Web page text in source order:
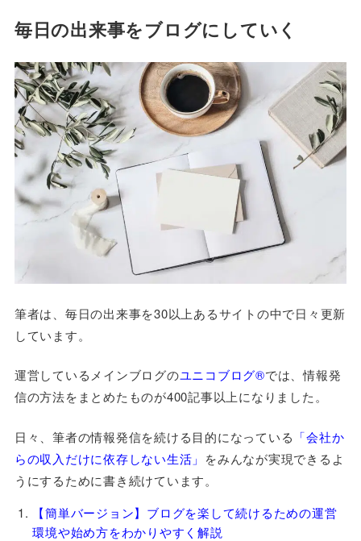
毎日の出来事をブログにしていく
筆者は、毎日の出来事を30以上あるサイトの中で日々更新
しています。
運営しているメインブログのユニコブログ®では、情報発
信の方法をまとめたものが400記事以上になりました。
日々、筆者の情報発信を続ける目的になっている 「会社か
らの収入だけに依存しない生活」 をみんなが実現できるよ
うにするために書き続けています。
【簡単バージョン】ブログを楽して続けるための運営
環境や始め方をわかりやすく解説